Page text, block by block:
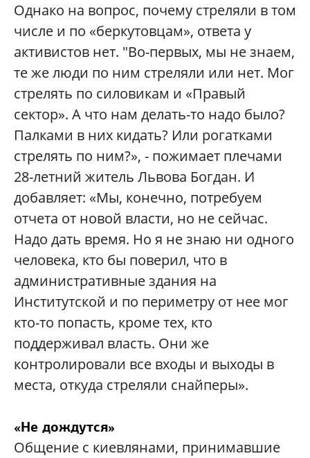
Однако на вопрос, почему стреляли в том
числе и по «беркутовцам», ответа у
активистов нет. "Во-первых, мы не знаем,
те же люди по ним стреляли или нет. Мог
стрелять по силовикам и «Правый
сектор». А что нам делать-то надо было?
Палками в них кидать? Или рогатками
стрелять по ним?», - пожимает плечами
28-летний житель Львова Богдан. И
добавляет: «Мы, конечно, потребуем
отчета от новой власти, но не сейчас.
Надо дать время. Но я не знаю ни одного
человека, кто бы поверил, что в
административные здания на
Институтской и по периметру от нее мог
кто-то попасть, кроме тех, кто
поддерживал власть. Они же
контролировали все входы и выходы в
места, откуда стреляли снайперы».
«Не дождутся»
Общение с киевлянами, принимавшие